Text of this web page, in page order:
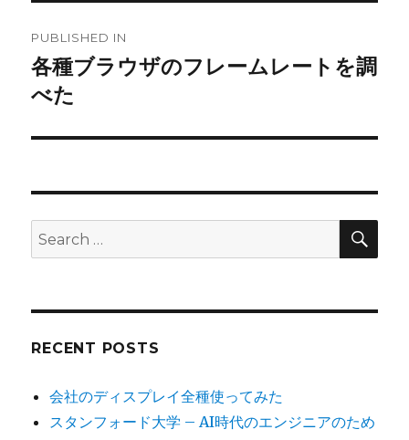
navigation
PUBLISHED IN
各種ブラウザのフレームレートを調
べた
Search
for:
RECENT POSTS
会社のディスプレイ全種使ってみた
スタンフォード大学 – AI時代のエンジニアのため